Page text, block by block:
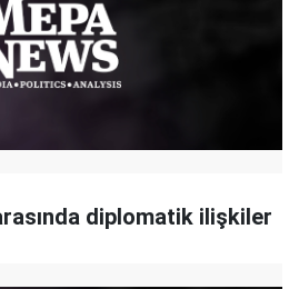
diplomatik ilişkiler